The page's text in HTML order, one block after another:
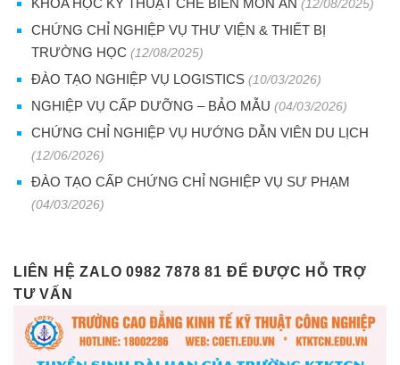
KHÓA HỌC KỸ THUẬT CHẾ BIẾN MÓN ĂN (12/08/2025)
CHỨNG CHỈ NGHIỆP VỤ THƯ VIỆN & THIẾT BỊ
TRƯỜNG HỌC (12/08/2025)
ĐÀO TẠO NGHIỆP VỤ LOGISTICS (10/03/2026)
NGHIỆP VỤ CẤP DƯỠNG – BẢO MẪU (04/03/2026)
CHỨNG CHỈ NGHIỆP VỤ HƯỚNG DẪN VIÊN DU LỊCH
(12/06/2026)
ĐÀO TẠO CẤP CHỨNG CHỈ NGHIỆP VỤ SƯ PHẠM
(04/03/2026)
LIÊN HỆ ZALO 0982 7878 81 ĐỂ ĐƯỢC HỖ TRỢ
TƯ VẤN